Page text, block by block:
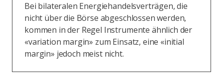
Bei bilateralen Energiehandelsverträgen, die
nicht über die Börse abgeschlossen werden,
kommen in der Regel Instrumente ähnlich der
«variation margin» zum Einsatz, eine «initial
margin» jedoch meist nicht.